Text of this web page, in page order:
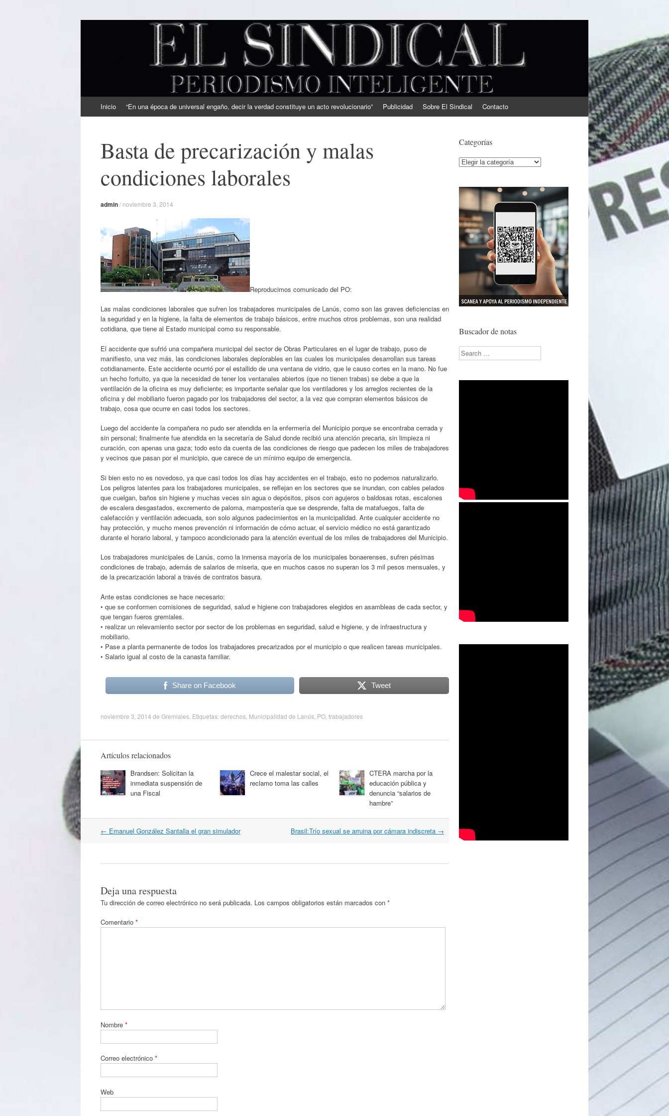
EL SINDICAL
Periodismo Inteligente
al
Inicio “En una época de universal engaño, decir la verdad constituye un acto revolucionario” Publicidad Sobre El Sindical Contacto
Basta de precarización y malas
condiciones laborales
admin/ noviembre 3, 2014
Reproducimos comunicado del PO:
Las malas condiciones laborales que sufren los trabajadores municipales de Lanús, como son las graves deficiencias en
la seguridad y en la higiene, la falta de elementos de trabajo básicos, entre muchos otros problemas, son una realidad
cotidiana, que tiene al Estado municipal como su responsable.
El accidente que sufrió una compañera municipal del sector de Obras Particulares en el lugar de trabajo, puso de
manifiesto, una vez más, las condiciones laborales deplorables en las cuales los municipales desarrollan sus tareas
cotidianamente. Este accidente ocurrió por el estallido de una ventana de vidrio, que le causo cortes en la mano. No fue
un hecho fortuito, ya que la necesidad de tener los ventanales abiertos (que no tienen trabas) se debe a que la
ventilación de la oficina es muy deficiente; es importante señalar que los ventiladores y los arreglos recientes de la
oficina y del mobiliario fueron pagado por los trabajadores del sector, a la vez que compran elementos básicos de
trabajo, cosa que ocurre en casi todos los sectores.
Luego del accidente la compañera no pudo ser atendida en la enfermería del Municipio porque se encontraba cerrada y
sin personal; finalmente fue atendida en la secretaría de Salud donde recibió una atención precaria, sin limpieza ni
curación, con apenas una gaza; todo esto da cuenta de las condiciones de riesgo que padecen los miles de trabajadores
y vecinos que pasan por el municipio, que carece de un mínimo equipo de emergencia.
Si bien esto no es novedoso, ya que casi todos los días hay accidentes en el trabajo, esto no podemos naturalizarlo.
Los peligros latentes para los trabajadores municipales, se reflejan en los sectores que se inundan, con cables pelados
que cuelgan, baños sin higiene y muchas veces sin agua o depósitos, pisos con agujeros o baldosas rotas, escalones
de escalera desgastados, excremento de paloma, mampostería que se desprende, falta de matafuegos, falta de
calefacción y ventilación adecuada, son solo algunos padecimientos en la municipalidad. Ante cualquier accidente no
hay protección, y mucho menos prevención ni información de cómo actuar, el servicio médico no está garantizado
durante el horario laboral, y tampoco acondicionado para la atención eventual de los miles de trabajadores del Municipio.
Los trabajadores municipales de Lanús, como la inmensa mayoría de los municipales bonaerenses, sufren pésimas
condiciones de trabajo, además de salarios de miseria, que en muchos casos no superan los 3 mil pesos mensuales, y
de la precarización laboral a través de contratos basura.
Ante estas condiciones se hace necesario:
• que se conformen comisiones de seguridad, salud e higiene con trabajadores elegidos en asambleas de cada sector, y
que tengan fueros gremiales.
• realizar un relevamiento sector por sector de los problemas en seguridad, salud e higiene, y de infraestructura y
mobiliario.
• Pase a planta permanente de todos los trabajadores precarizados por el municipio o que realicen tareas municipales.
• Salario igual al costo de la canasta familiar.
Share on Facebook Tweet
noviembre 3, 2014 de Gremiales . Etiquetas:derechos Municipalidad de Lanús PO trabajadores
Artículos relacionados
Brandsen: Solicitan la
inmediata suspensión de
una Fiscal
Crece el malestar social, el
reclamo toma las calles
CTERA marcha por la
educación pública y
denuncia “salarios de
hambre”
Navegación
← Emanuel González Santalla el gran simulador Brasil:Trío sexual se arruina por cámara indiscreta →
Deja una respuesta
Tu dirección de correo electrónico no será publicada. Los campos obligatorios están marcados con *
Comentario *
Nombre *
Correo electrónico *
Web
Categorías
Categorías
Buscador de notas
Search